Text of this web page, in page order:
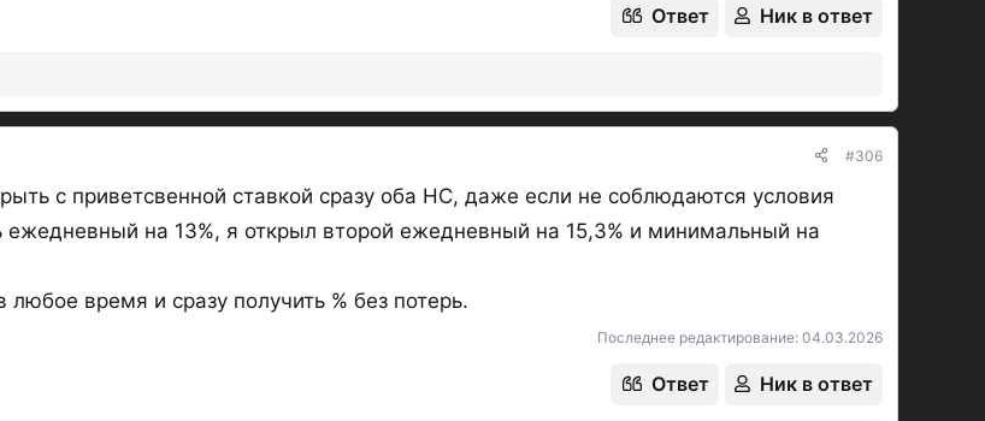
1783434503063.webp
50,9 КБ · Просмотры: 8
Последнее редактирование модератором:07.07.2026
Ответ Ник в ответ
#306
с приветсвенной ставкой сразу оба НС, даже если не соблюдаются условия
ежедневный на 13%, я открыл второй ежедневный на 15,3% и минимальный на
время и сразу получить % без потерь.
Последнее редактирование: 04.03.2026
Ответ Ник в ответ